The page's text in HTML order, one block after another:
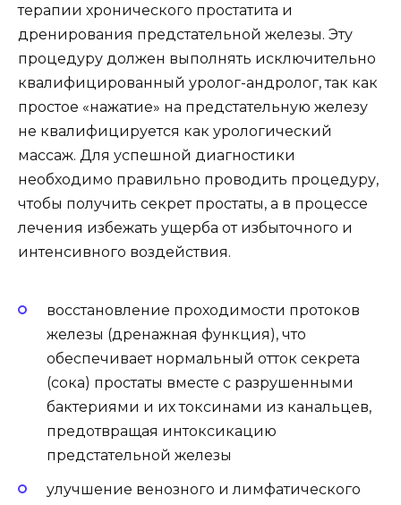
терапии хронического простатита и
дренирования предстательной железы. Эту
процедуру должен выполнять исключительно
квалифицированный уролог-андролог, так как
простое «нажатие» на предстательную железу
не квалифицируется как урологический
массаж. Для успешной диагностики
необходимо правильно проводить процедуру,
чтобы получить секрет простаты, а в процессе
лечения избежать ущерба от избыточного и
интенсивного воздействия.
восстановление проходимости протоков
железы (дренажная функция), что
обеспечивает нормальный отток секрета
(сока) простаты вместе с разрушенными
бактериями и их токсинами из канальцев,
предотвращая интоксикацию
предстательной железы
улучшение венозного и лимфатического